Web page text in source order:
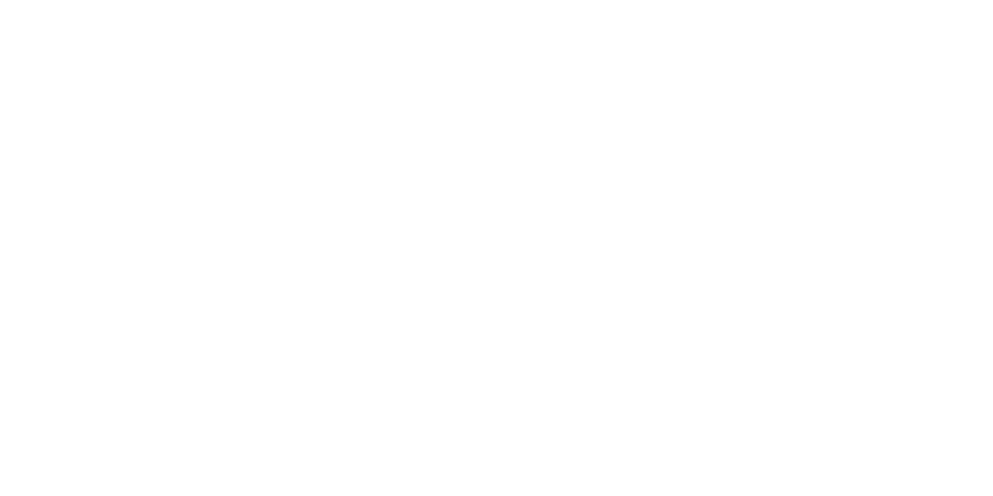
också med de
för män. Idag kan du
herrtröjor. De
of Swedens rockar för
eller kavajer,
material och
som är tidlös som du
jobb eller festlig
såklart bära även till
chinos och upplev
På vår sida finns ett
som regular och